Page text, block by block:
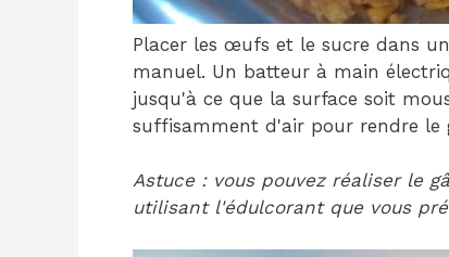
Placer les œufs et le sucre dans
manuel. Un batteur à main
jusqu'à ce que la surface soit
suffisamment d'air pour rendre le
Astuce : vous pouvez réaliser le
utilisant l'édulcorant que vous